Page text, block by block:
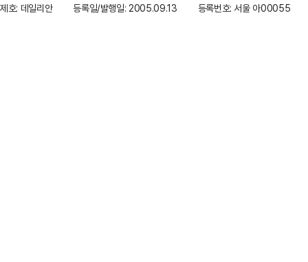
제호: 데일리안
등록일/발행일: 2005.09.13 등록번호: 서울 아00055